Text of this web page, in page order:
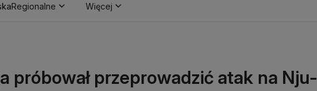
Regionalne Więcej
próbował przeprowadzić atak na Nju-